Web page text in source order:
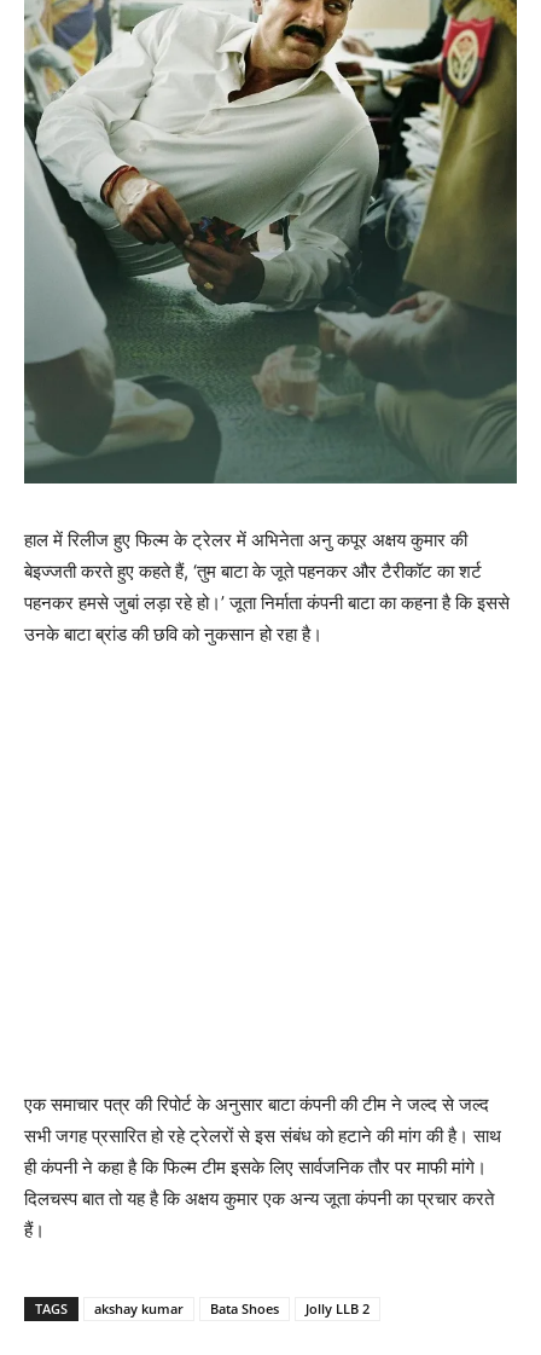
हाल में रिलीज हुए फिल्‍म के ट्रेलर में अभिनेता अनु कपूर अक्षय कुमार की
बेइज्‍जती करते हुए कहते हैं, ‘तुम बाटा के जूते पहनकर और टैरीकॉट का शर्ट
पहनकर हमसे जुबां लड़ा रहे हो।’ जूता निर्माता कंपनी बाटा का कहना है कि इससे
उनके बाटा ब्रांड की छवि को नुकसान हो रहा है।
एक समाचार पत्र की रिपोर्ट के अनुसार बाटा कंपनी की टीम ने जल्‍द से जल्‍द
सभी जगह प्रसारित हो रहे ट्रेलरों से इस संबंध को हटाने की मांग की है। साथ
ही कंपनी ने कहा है कि फिल्‍म टीम इसके लिए सार्वजनिक तौर पर माफी मांगे।
दिलचस्‍प बात तो यह है कि अक्षय कुमार एक अन्‍य जूता कंपनी का प्रचार करते
हैं।
TAGS akshay kumar Bata Shoes Jolly LLB 2